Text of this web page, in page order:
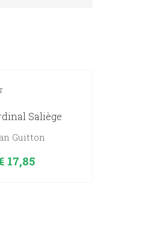
Saliège
Guitton
17,85